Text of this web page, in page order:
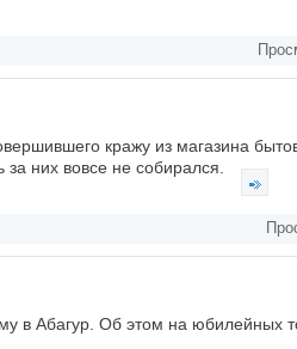
кражу из магазина
за них вовсе не собирался.
в Абагур. Об этом на юбилейных